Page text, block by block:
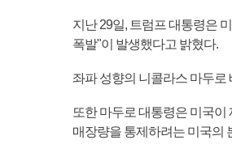
지난 29일, 트럼프 대통령은
폭발"이 발생했다고 밝혔다.
좌파 성향의 니콜라스 마두로
또한 마두로 대통령은 미국
매장량을 통제하려는 미국의